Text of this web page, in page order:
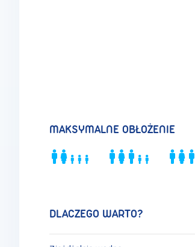
MAKSYMALNE OBŁOŻENIE
DLACZEGO WARTO?